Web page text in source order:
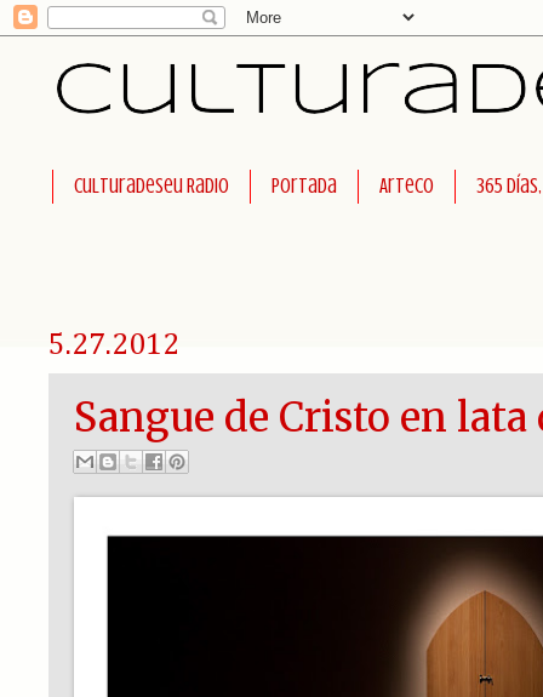
Culturadeseu Radio Portada Arteco 365
5.27.2012
Sangue de Cristo en lata